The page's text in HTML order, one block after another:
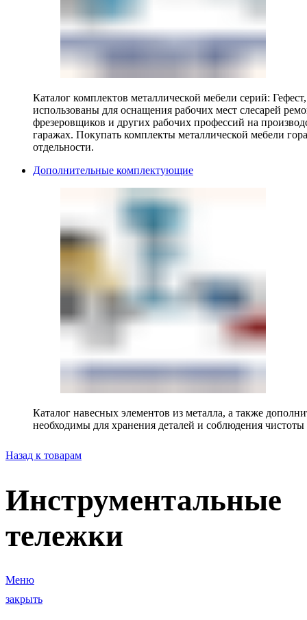
Каталог комплектов металлической мебели серий:
использованы для оснащения рабочих мест слесарей
фрезеровщиков и других рабочих профессий на
гаражах. Покупать комплекты металлической мебели
отдельности.
Дополнительные комплектующие
Каталог навесных элементов из металла, а также
необходимы для хранения деталей и соблюдения чистоты
Назад к товарам
Инструментальные
тележки
Меню
закрыть